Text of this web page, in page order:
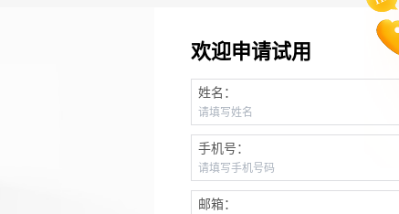
欢迎申请试用
姓名：
手机号：
邮箱：